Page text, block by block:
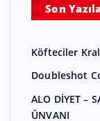
Son
Köfteciler
Doubleshot
ALO DİYET –
ÜNVANI